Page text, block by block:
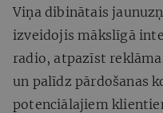
Viņa dibinātais
izveidojis mākslīgā
radio, atpazīst
un palīdz pārdošanas
potenciālajiem